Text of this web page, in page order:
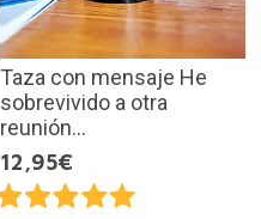
Taza con mensaje He
sobrevivido a otra
reunión...
12,95€